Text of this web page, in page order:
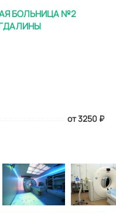
БОЛЬНИЦА №2
от 3250 ₽